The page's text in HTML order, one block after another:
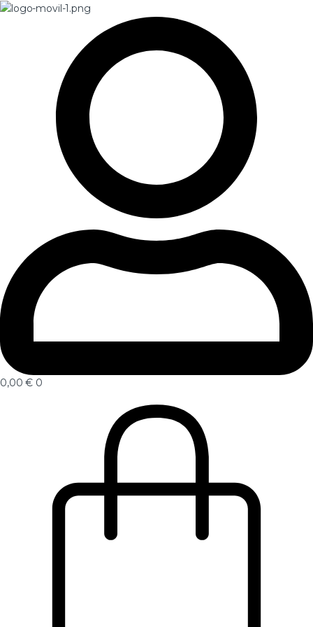
0,00€ 0